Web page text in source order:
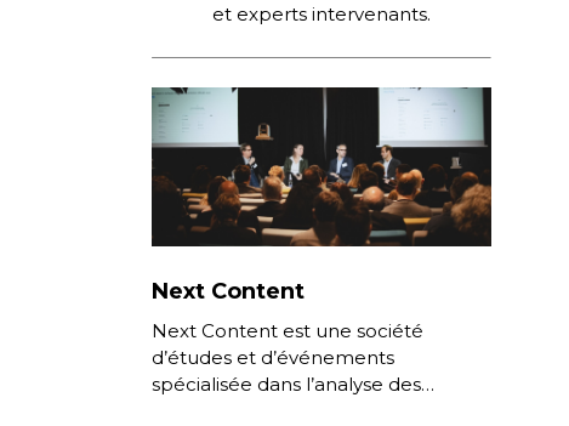
et experts intervenants.
Next Content
Next Content est une société
d’études et d’événements
spécialisée dans l’analyse des